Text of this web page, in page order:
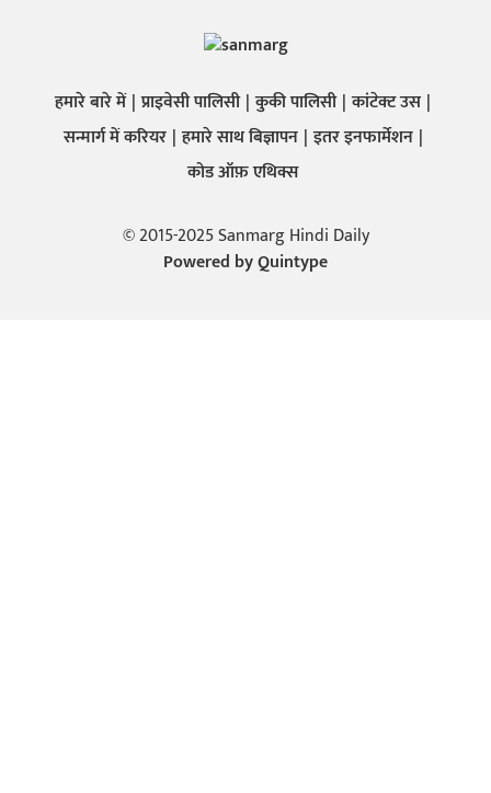
हमारे बारे में प्राइवेसी पालिसी कुकी पालिसी कांटेक्ट उस
सन्मार्ग में करियर हमारे साथ बिज्ञापन इतर इनफार्मेशन
कोड ऑफ़ एथिक्स
© 2015-2025 Sanmarg Hindi Daily
Powered byQuintype